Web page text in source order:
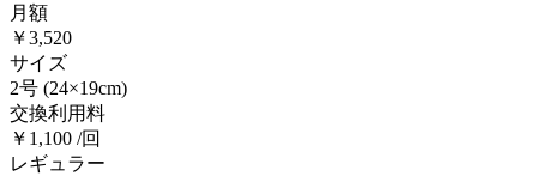
月額
￥3,520
サイズ
2号 (24×19cm)
交換利用料
￥1,100 /回
レギュラー